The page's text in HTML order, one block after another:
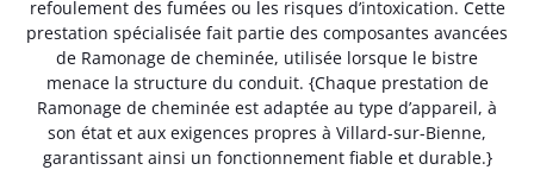
refoulement des fumées ou les risques d’intoxication. Cette
prestation spécialisée fait partie des composantes avancées
de Ramonage de cheminée, utilisée lorsque le bistre
menace la structure du conduit. {Chaque prestation de
Ramonage de cheminée est adaptée au type d’appareil, à
son état et aux exigences propres à Villard-sur-Bienne,
garantissant ainsi un fonctionnement fiable et durable.}